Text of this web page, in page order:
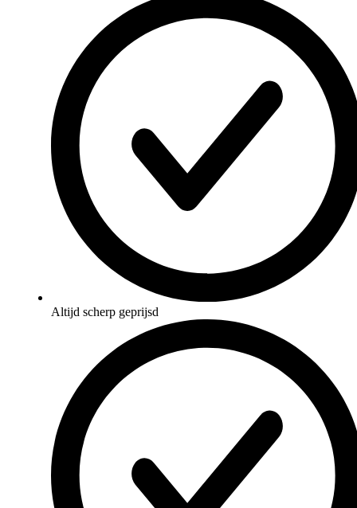
Altijd scherp geprijsd